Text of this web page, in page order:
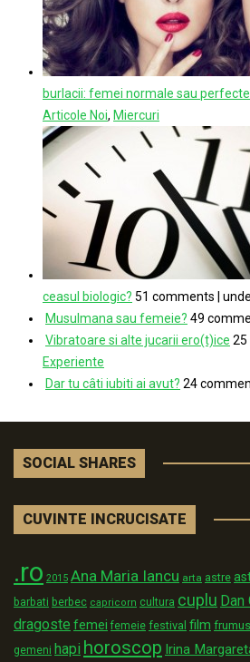
burlacii: femei normale sau
Articole Noi, Miercuri
ceasul biologic? 51 comments
Musulmana sau femeie? 49
Vibratoare si alte jucarii ero(t)ice 25
Experiente
Dar tu câti iubiti ai avut? 24
SOCIAL SHARES
CUVINTE INCRUCISATE
.ro 2015 Ana Maria Iancu arta astre
barbati berbec capricorn cultura cuplu Dan
dragoste femei femeie festival film
gemeni hapi horoscop Irina